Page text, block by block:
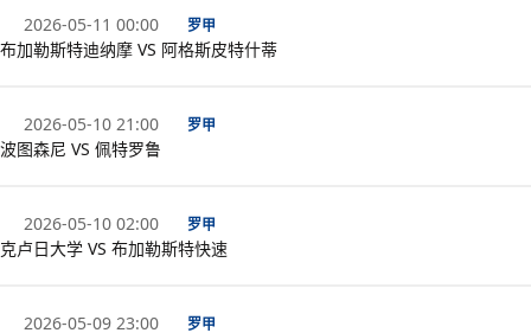
2026-05-11 00:00 罗甲
布加勒斯特迪纳摩 VS 阿格斯皮特什蒂
2026-05-10 21:00 罗甲
波图森尼 VS 佩特罗鲁
2026-05-10 02:00 罗甲
克卢日大学 VS 布加勒斯特快速
2026-05-09 23:00 罗甲